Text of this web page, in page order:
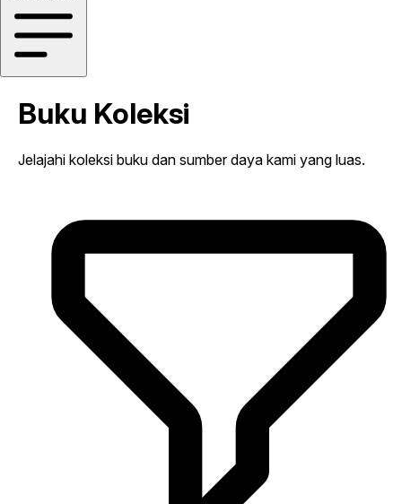
Buku Koleksi
Jelajahi koleksi buku dan sumber daya kami yang luas.